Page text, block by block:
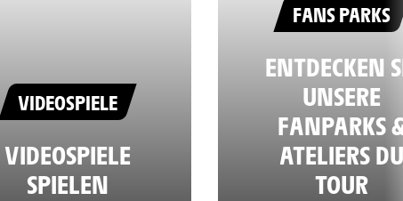
VIDEOSPIELE
VIDEOSPIELE
SPIELEN
FANS PARKS
ENTDECKEN
UNSERE
FANPARKS
ATELIERS DU
TOUR